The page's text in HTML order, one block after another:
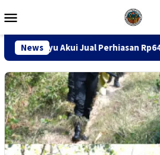
ke
Mobile
News
Perhiasan Rp64 Juta, Uang Dipakai